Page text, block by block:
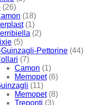
(26)
(18)
(1)
(2)
(5)
Pettorine (44)
(7)
Camon (1)
Memopet (6)
(11)
Memopet (8)
Treponti (3)